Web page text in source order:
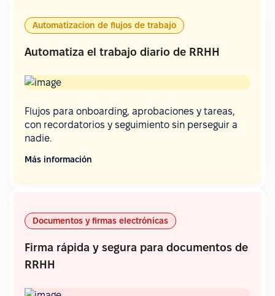
Automatizacion de flujos de trabajo
Automatiza el trabajo diario de RRHH
Flujos para onboarding, aprobaciones y tareas,
con recordatorios y seguimiento sin perseguir a
nadie.
Más información
Documentos y firmas electrónicas
Firma rápida y segura para documentos de
RRHH